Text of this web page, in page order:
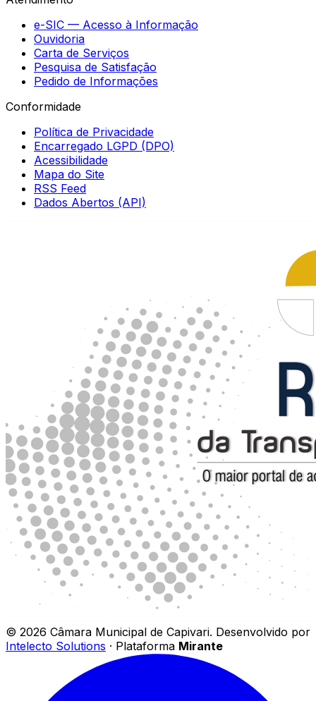
e-SIC — Acesso à Informação
Ouvidoria
Carta de Serviços
Pesquisa de Satisfação
Pedido de Informações
Conformidade
Política de Privacidade
Encarregado LGPD (DPO)
Acessibilidade
Mapa do Site
RSS Feed
Dados Abertos (API)
© 2026 Câmara Municipal de Capivari. Desenvolvido por
Intelecto Solutions · Plataforma Mirante